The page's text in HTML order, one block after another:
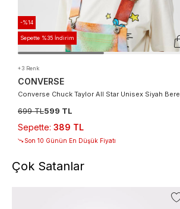
-%14
Sepette %35 İndirim
+3 Renk
CONVERSE
Converse Chuck Taylor All Star Unisex Siyah Bere
699 TL599 TL
Sepette: 389 TL
Son 10 Günün En Düşük Fiyatı
Çok Satanlar